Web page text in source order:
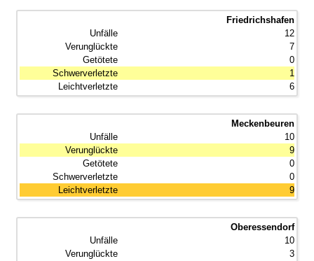
Friedrichshafen
12
7
0
1
6
Meckenbeuren
10
9
0
0
9
Oberessendorf
10
3